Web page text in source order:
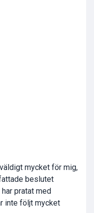
mycket för mig,
beslutet
pratat med
inte följt mycket